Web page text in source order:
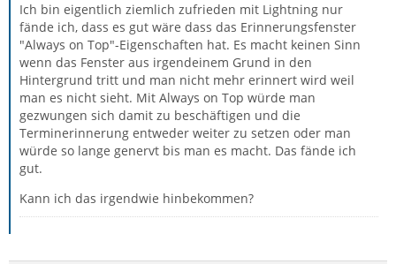
Ich bin eigentlich ziemlich zufrieden mit Lightning nur
fände ich, dass es gut wäre dass das Erinnerungsfenster
"Always on Top"-Eigenschaften hat. Es macht keinen Sinn
wenn das Fenster aus irgendeinem Grund in den
Hintergrund tritt und man nicht mehr erinnert wird weil
man es nicht sieht. Mit Always on Top würde man
gezwungen sich damit zu beschäftigen und die
Terminerinnerung entweder weiter zu setzen oder man
würde so lange genervt bis man es macht. Das fände ich
gut.
Kann ich das irgendwie hinbekommen?